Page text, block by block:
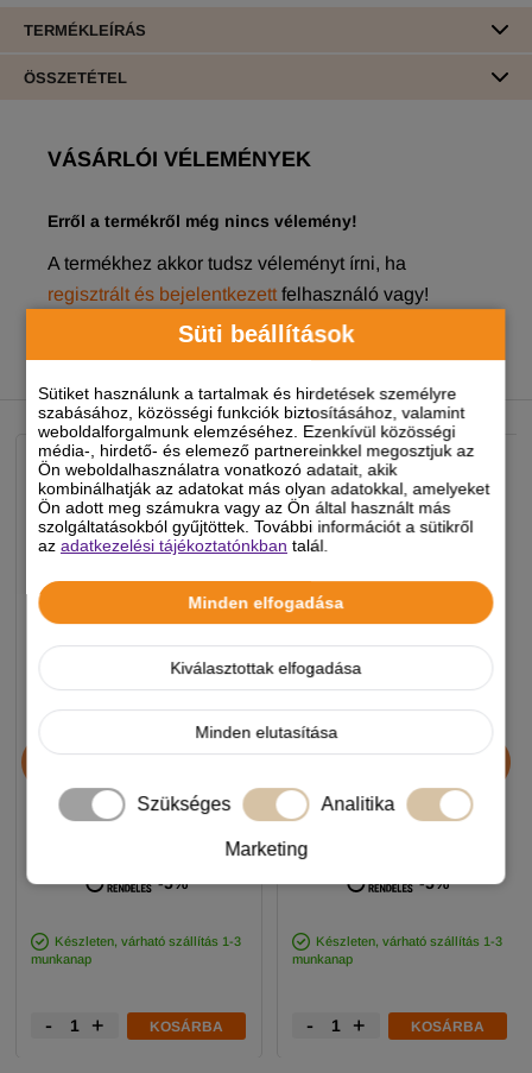
Süti beállítások
Sütiket használunk a tartalmak és hirdetések személyre
szabásához, közösségi funkciók biztosításához, valamint
weboldalforgalmunk elemzéséhez. Ezenkívül közösségi
média-, hirdető- és elemező partnereinkkel megosztjuk az
Ön weboldalhasználatra vonatkozó adatait, akik
kombinálhatják az adatokat más olyan adatokkal, amelyeket
Ön adott meg számukra vagy az Ön által használt más
szolgáltatásokból gyűjtöttek. További információt a sütikről
azadatkezelési tájékoztatónkban talál.
Minden elfogadása
Kiválasztottak elfogadása
Minden elutasítása
Szükséges Analitika
Marketing
TERMÉKLEÍRÁS
ÖSSZETÉTEL
VÁSÁRLÓI VÉLEMÉNYEK
Erről a termékről még nincs vélemény!
A termékhez akkor tudsz véleményt írni, ha
regisztrált és bejelentkezett felhasználó vagy!
NEKED AJÁNLJUK
Chicopee HNL Protein Bar
-5%
Készleten, várható szállítás 1-3
munkanap
- + KOSÁRBA
Alice Professional Adult
17+1kg
-5%
Készleten, várható szállítás 1-3
munkanap
- + KOSÁRBA